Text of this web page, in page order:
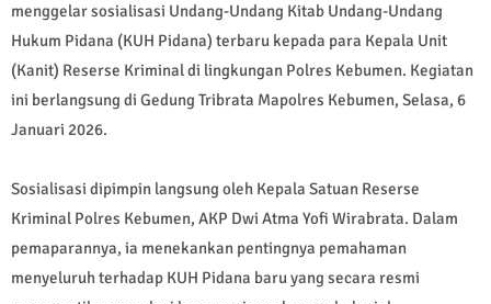
menggelar sosialisasi Undang-Undang Kitab Undang-Undang
Hukum Pidana (KUH Pidana) terbaru kepada para Kepala Unit
(Kanit) Reserse Kriminal di lingkungan Polres Kebumen. Kegiatan
ini berlangsung di Gedung Tribrata Mapolres Kebumen, Selasa, 6
Januari 2026.
Sosialisasi dipimpin langsung oleh Kepala Satuan Reserse
Kriminal Polres Kebumen, AKP Dwi Atma Yofi Wirabrata. Dalam
pemaparannya, ia menekankan pentingnya pemahaman
menyeluruh terhadap KUH Pidana baru yang secara resmi